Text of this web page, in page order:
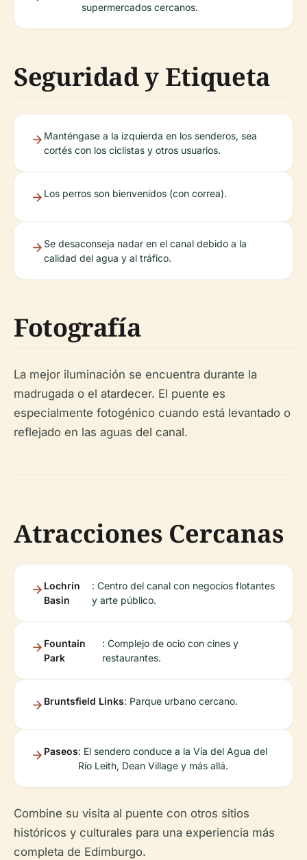
supermercados cercanos.
Seguridad y Etiqueta
Manténgase a la izquierda en los senderos, sea
cortés con los ciclistas y otros usuarios.
Los perros son bienvenidos (con correa).
Se desaconseja nadar en el canal debido a la
calidad del agua y al tráfico.
Fotografía
La mejor iluminación se encuentra durante la
madrugada o el atardecer. El puente es
especialmente fotogénico cuando está levantado o
reflejado en las aguas del canal.
Atracciones Cercanas
Lochrin
Basin
: Centro del canal con negocios flotantes
y arte público.
Fountain
Park
: Complejo de ocio con cines y
restaurantes.
Bruntsfield Links: Parque urbano cercano.
Paseos: El sendero conduce a la Vía del Agua del
Río Leith, Dean Village y más allá.
Combine su visita al puente con otros sitios
históricos y culturales para una experiencia más
completa de Edimburgo.